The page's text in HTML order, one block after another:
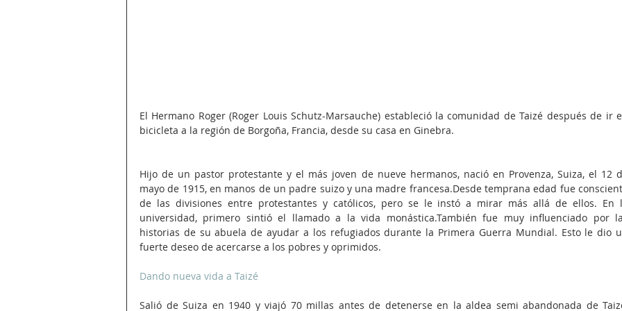
El Hermano Roger (Roger Louis Schutz-Marsauche) estableció la comunidad de Taizé después de ir
bicicleta a la región de Borgoña, Francia, desde su casa en Ginebra.
Hijo de un pastor protestante y el más joven de nueve hermanos, nació en Provenza, Suiza, el 12
mayo de 1915, en manos de un padre suizo y una madre francesa.Desde temprana edad fue
de las divisiones entre protestantes y católicos, pero se le instó a mirar más allá de ellos. En
universidad, primero sintió el llamado a la vida monástica.También fue muy influenciado por
historias de su abuela de ayudar a los refugiados durante la Primera Guerra Mundial. Esto le dio
fuerte deseo de acercarse a los pobres y oprimidos.
Dando nueva vida a Taizé
Salió de Suiza en 1940 y viajó 70 millas antes de detenerse en la aldea semi abandonada de